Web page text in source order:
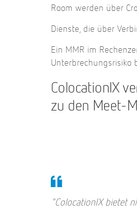
Room werden über
Dienste, die über
Ein MMR im
Unterbrechungsrisiko
ColocationIX
zu den Meet-
"ColocationIX bietet